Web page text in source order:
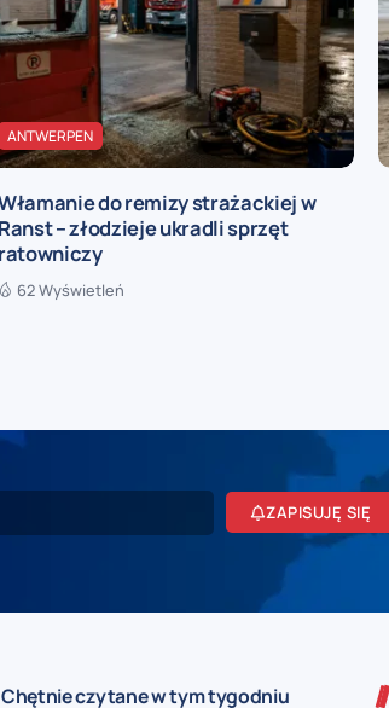
ANTWERPEN
do remizy strażackiej w
Ranst – złodzieje ukradli sprzęt
ratowniczy
62 Wyświetleń
ZAPISUJĘ SIĘ
Chętnie czytane w tym tygodniu